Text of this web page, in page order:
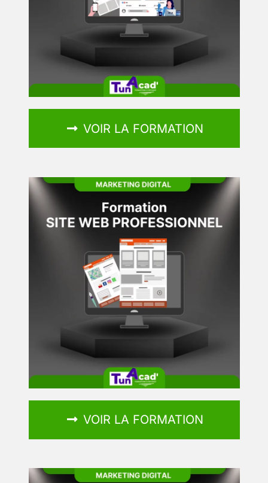
VOIR LA FORMATION
VOIR LA FORMATION